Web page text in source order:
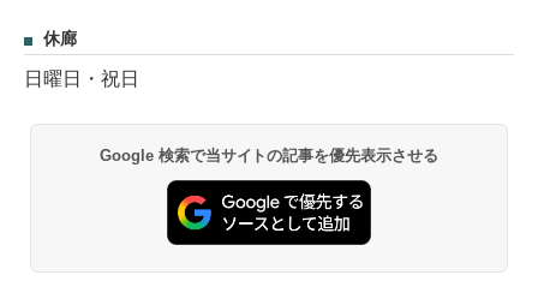
休廊
日曜日・祝日
Google 検索で当サイトの記事を優先表示させる